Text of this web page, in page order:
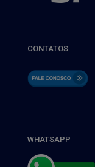
CONTATOS
WHATSAPP